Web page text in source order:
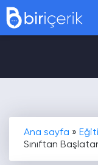
Ana sayfa »
Sınıftan